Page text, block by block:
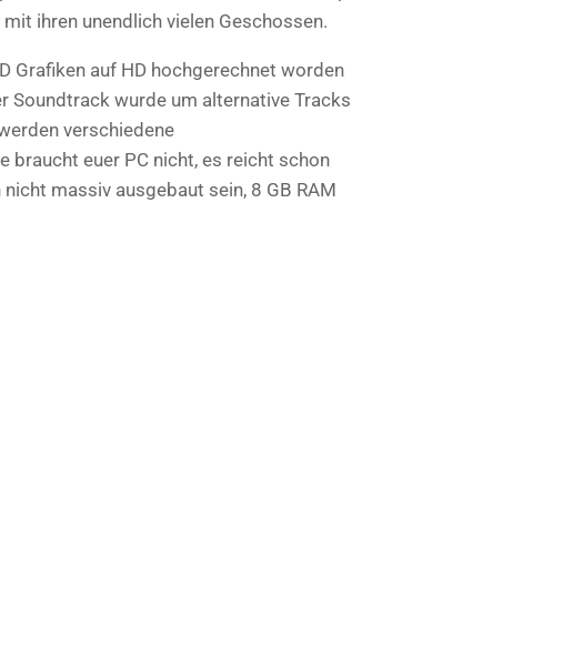
ihren unendlich vielen Geschossen.
Grafiken auf HD hochgerechnet worden
Soundtrack wurde um alternative Tracks
verschiedene
euer PC nicht, es reicht schon
massiv ausgebaut sein, 8 GB RAM